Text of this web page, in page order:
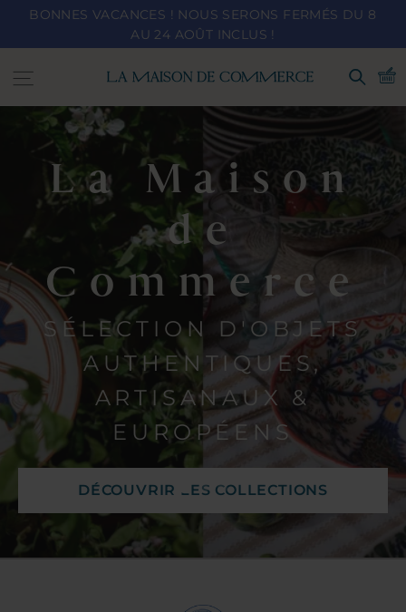
PasserBONNES VACANCES ! NOUS SERONS FERMÉS DU 8
AU 24 AOÛT INCLUS !
Navigation
LA
MAISON
DE
COMMERCE
LMDC
La Maison
de
Commerce
SÉLECTION D'OBJETS
AUTHENTIQUES,
ARTISANAUX &
EUROPÉENS
DÉCOUVRIR LES COLLECTIONS